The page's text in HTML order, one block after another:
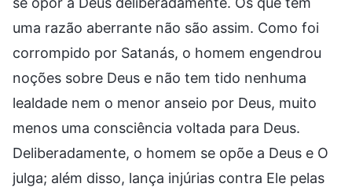
uma razão aberrante não são assim. Como foi
corrompido por Satanás, o homem engendrou
noções sobre Deus e não tem tido nenhuma
lealdade nem o menor anseio por Deus, muito
menos uma consciência voltada para Deus.
Deliberadamente, o homem se opõe a Deus e O
julga; além disso, lança injúrias contra Ele pelas